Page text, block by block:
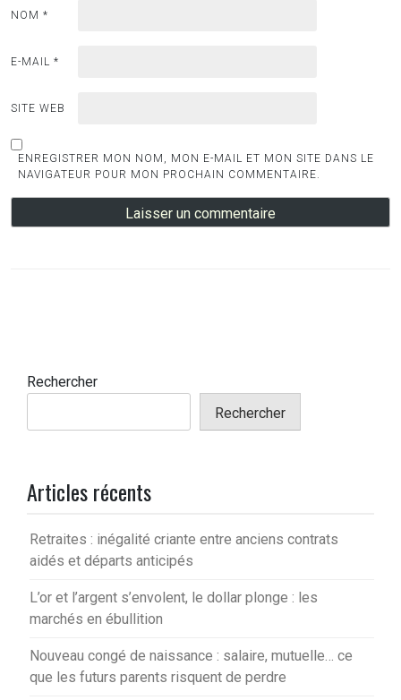
NOM *
E-MAIL *
SITE WEB
ENREGISTRER MON NOM, MON E-MAIL ET MON SITE DANS LE
NAVIGATEUR POUR MON PROCHAIN COMMENTAIRE.
Rechercher
Rechercher
Articles récents
Retraites : inégalité criante entre anciens contrats
aidés et départs anticipés
L’or et l’argent s’envolent, le dollar plonge : les
marchés en ébullition
Nouveau congé de naissance : salaire, mutuelle… ce
que les futurs parents risquent de perdre